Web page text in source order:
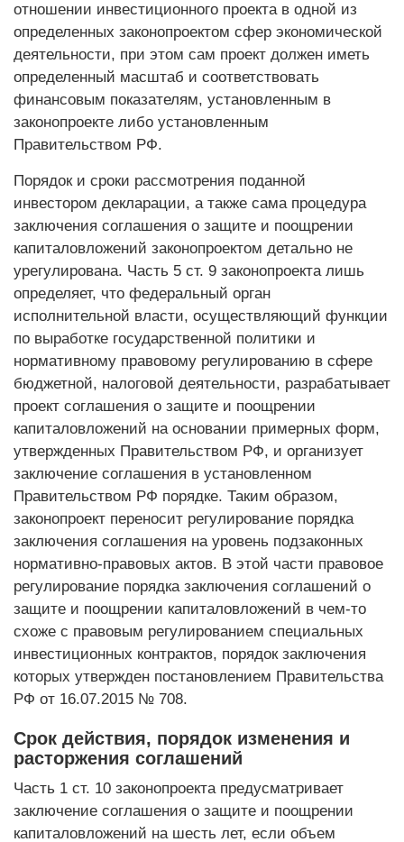
отношении инвестиционного проекта в одной из
определенных законопроектом сфер экономической
деятельности, при этом сам проект должен иметь
определенный масштаб и соответствовать
финансовым показателям, установленным в
законопроекте либо установленным
Правительством РФ.
Порядок и сроки рассмотрения поданной
инвестором декларации, а также сама процедура
заключения соглашения о защите и поощрении
капиталовложений законопроектом детально не
урегулирована. Часть 5 ст. 9 законопроекта лишь
определяет, что федеральный орган
исполнительной власти, осуществляющий функции
по выработке государственной политики и
нормативному правовому регулированию в сфере
бюджетной, налоговой деятельности, разрабатывает
проект соглашения о защите и поощрении
капиталовложений на основании примерных форм,
утвержденных Правительством РФ, и организует
заключение соглашения в установленном
Правительством РФ порядке. Таким образом,
законопроект переносит регулирование порядка
заключения соглашения на уровень подзаконных
нормативно-правовых актов. В этой части правовое
регулирование порядка заключения соглашений о
защите и поощрении капиталовложений в чем-то
схоже с правовым регулированием специальных
инвестиционных контрактов, порядок заключения
которых утвержден постановлением Правительства
РФ от 16.07.2015 № 708.
Срок действия, порядок изменения и
расторжения соглашений
Часть 1 ст. 10 законопроекта предусматривает
заключение соглашения о защите и поощрении
капиталовложений на шесть лет, если объем